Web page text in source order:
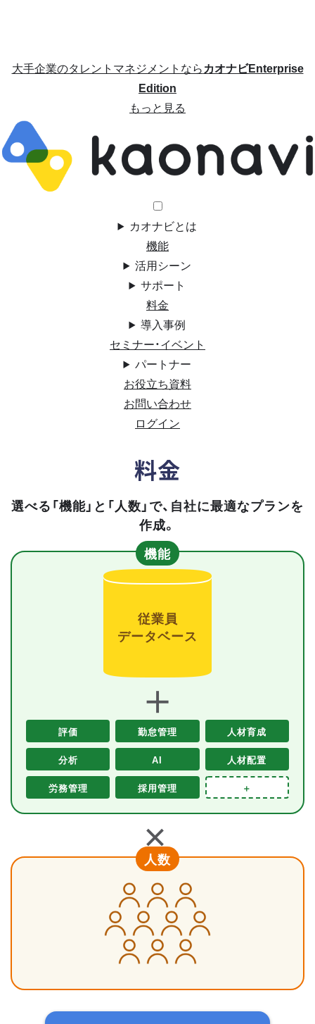
大手企業のタレントマネジメントならカオナビEnterprise
Edition
もっと見る
カオナビとは
機能
活用シーン
サポート
料金
導入事例
セミナー・イベント
パートナー
お役立ち資料
お問い合わせ
ログイン
料金
選べる「機能」と「人数」で、自社に最適なプランを
作成。
機能
従業員
データベース
＋
評価 勤怠管理 人材育成
分析 AI 人材配置
労務管理 採用管理 ＋
＋
人数